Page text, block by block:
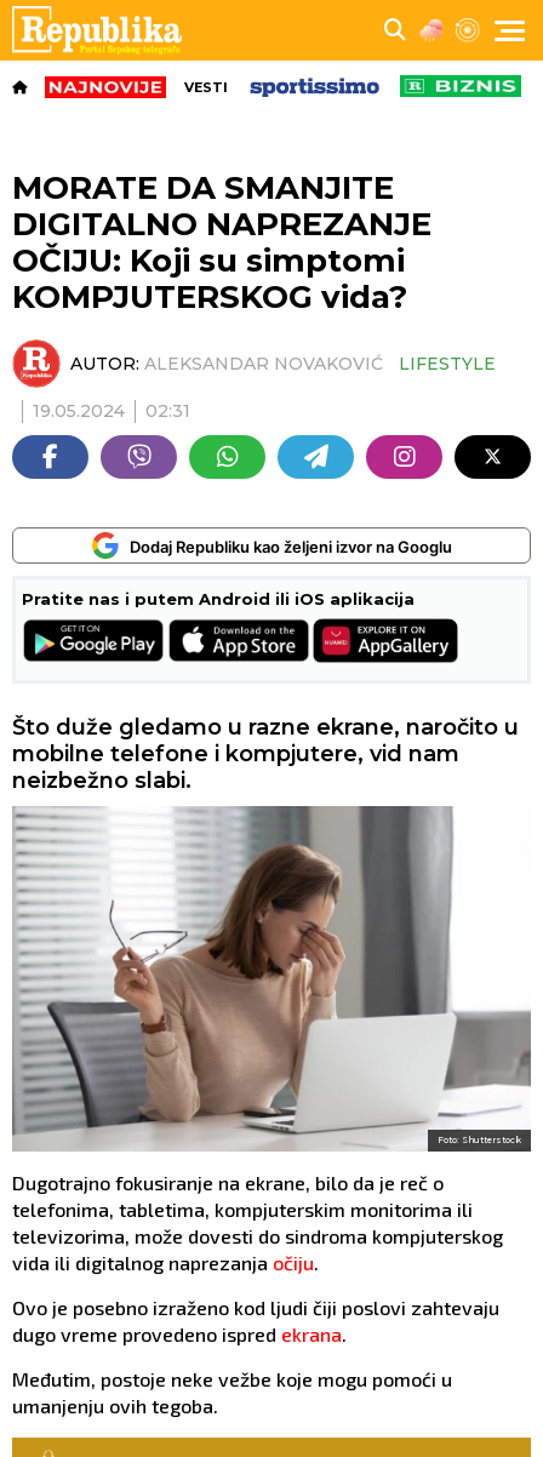
VESTI
MORATE DA SMANJITE
DIGITALNO NAPREZANJE
OČIJU: Koji su simptomi
KOMPJUTERSKOG vida?
AUTOR: ALEKSANDAR NOVAKOVIĆ LIFESTYLE
19.05.2024 02:31
Dodaj Republiku kao željeni izvor na Googlu
Pratite nas i putem Android ili iOS aplikacija
Što duže gledamo u razne ekrane, naročito u
mobilne telefone i kompjutere, vid nam
neizbežno slabi.
Foto: Shutterstock
Dugotrajno fokusiranje na ekrane, bilo da je reč o
telefonima, tabletima, kompjuterskim monitorima ili
televizorima, može dovesti do sindroma kompjuterskog
vida ili digitalnog naprezanja očiju.
Ovo je posebno izraženo kod ljudi čiji poslovi zahtevaju
dugo vreme provedeno ispred ekrana.
Međutim, postoje neke vežbe koje mogu pomoći u
umanjenju ovih tegoba.